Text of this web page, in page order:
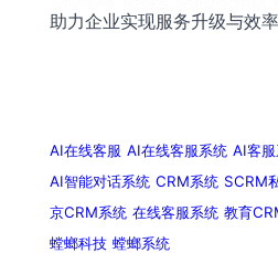
助力企业实现服务升级与效率
AI在线客服 AI在线客服系统 AI客
AI智能对话系统 CRM系统 SCRM
京CRM系统 在线客服系统 教育
螳螂科技 螳螂系统